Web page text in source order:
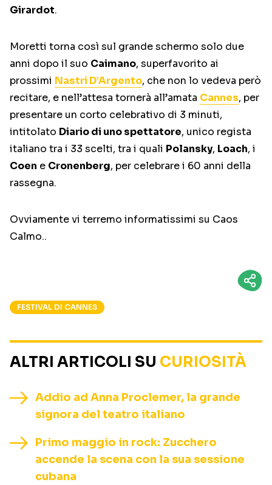
Girardot.
Moretti torna così sul grande schermo solo due
anni dopo il suo Caimano, superfavorito ai
prossimi Nastri D’Argento, che non lo vedeva però
recitare, e nell’attesa tornerà all’amata Cannes, per
presentare un corto celebrativo di 3 minuti,
intitolato Diario di uno spettatore, unico regista
italiano tra i 33 scelti, tra i quali Polansky, Loach, i
Coen e Cronenberg, per celebrare i 60 anni della
rassegna.
Ovviamente vi terremo informatissimi su Caos
Calmo..
FESTIVAL DI CANNES
ALTRI ARTICOLI SU CURIOSITÀ
Addio ad Anna Proclemer, la grande
signora del teatro italiano
Primo maggio in rock: Zucchero
accende la scena con la sua sessione
cubana